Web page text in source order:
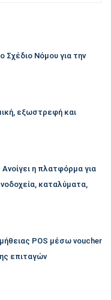
Σχέδιο Νόμου για την
εξωστρεφή και
η πλατφόρμα για
καταλύματα,
POS μέσω voucher
επιταγών